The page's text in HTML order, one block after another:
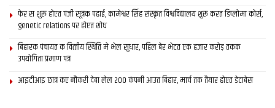
फेर स शुरू होएत पंजी सूत्रक पढाई, कामेश्वर सिंह संस्कृत विश्वविद्यालय शुरू करत डिप्लोमा कोर्स,
genetic relations पर होएत शोध
बिहारक पंचायत क वित्‍तीय स्थिति मे भेल सुधार, पहिल बेर भेटत एक हजार करोड़ तकक
उपयोगिता प्रमाण पत्र
आइटीआइ छात्र कए नौकरी देबा लेल 200 कंपनी आउत बिहार, मार्च तक तैयार होएत डेटाबेस